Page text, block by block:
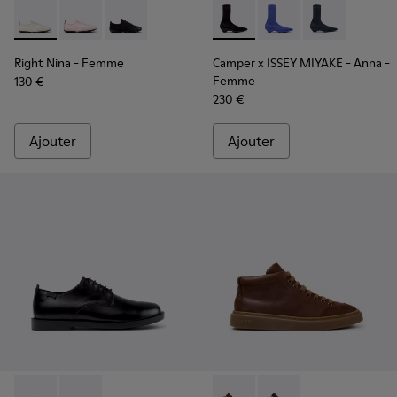
Right Nina - K201967-002 - Baskets en textile et cuir blancs
Right Nina - K201967-004
Right Nina - K201967-001
Right Nina - Femme
130 €
Ajouter
Camper x ISSEY MIYAKE
Camper x ISSEY
Camper x
Camper x ISSEY MIYAKE - Anna -
Femme
230 €
Ajouter